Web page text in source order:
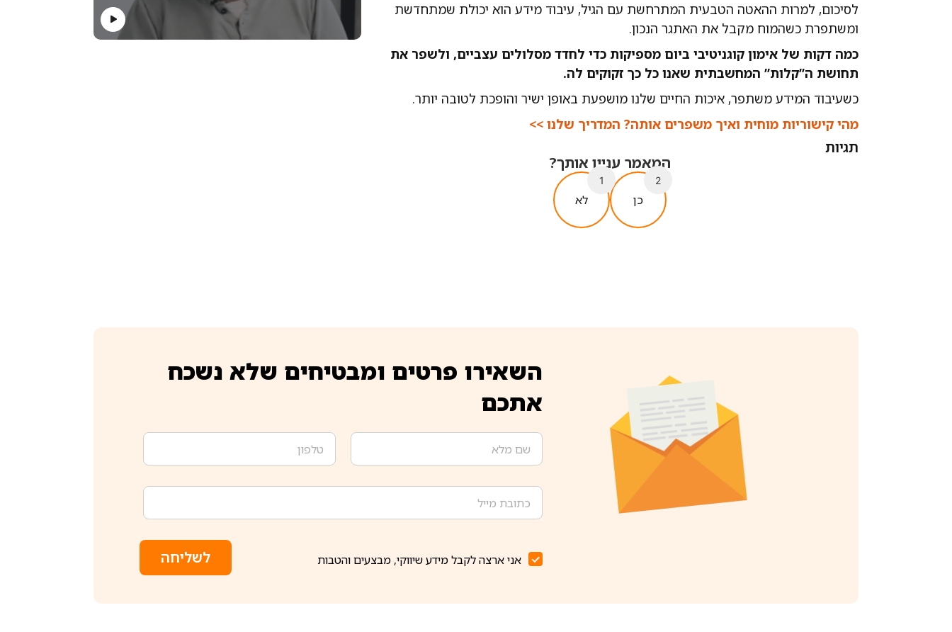
לסיכום, למרות ההאטה הטבעית המתרחשת עם הגיל, עיבוד מידע הוא יכולת שמתחדשת
ומשתפרת כשהמוח מקבל את האתגר הנכון.
כמה דקות של אימון קוגניטיבי ביום מספיקות כדי לחדד מסלולים עצביים, ולשפר את
תחושת ה”קלות” המחשבתית שאנו כל כך זקוקים לה.
כשעיבוד המידע משתפר, איכות החיים שלנו מושפעת באופן ישיר והופכת לטובה יותר.
מהי קישוריות מוחית ואיך משפרים אותה? המדריך שלנו >>
תגיות
המאמר עניין אותך?
כן
2
לא
1
השאירו פרטים ומבטיחים שלא נשכח
אתכם
אני ארצה לקבל מידע שיווקי, מבצעים והטבות לשליחה